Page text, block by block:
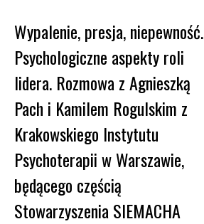
Wypalenie, presja, niepewność.
Psychologiczne aspekty roli
lidera. Rozmowa z Agnieszką
Pach i Kamilem Rogulskim z
Krakowskiego Instytutu
Psychoterapii w Warszawie,
będącego częścią
Stowarzyszenia SIEMACHA